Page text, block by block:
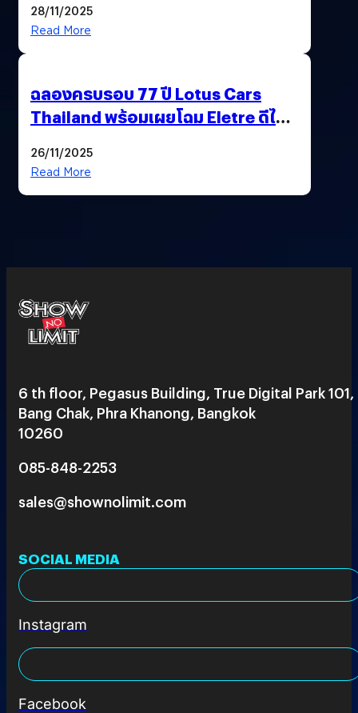
28/11/2025
Read More
ฉลองครบรอบ 77 ปี Lotus Cars
Thailand พร้อมเผยโฉม Eletre ดีไซน์
26/11/2025
Read More
6 th floor, Pegasus Building, True Digital Park 101,
Bang Chak, Phra Khanong, Bangkok
10260
085-848-2253
sales@shownolimit.com
SOCIAL MEDIA
Instagram
Facebook